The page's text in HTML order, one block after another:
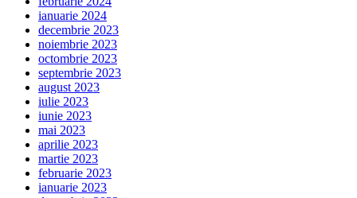
ianuarie 2024
decembrie 2023
noiembrie 2023
octombrie 2023
septembrie 2023
august 2023
iulie 2023
iunie 2023
mai 2023
aprilie 2023
martie 2023
februarie 2023
ianuarie 2023